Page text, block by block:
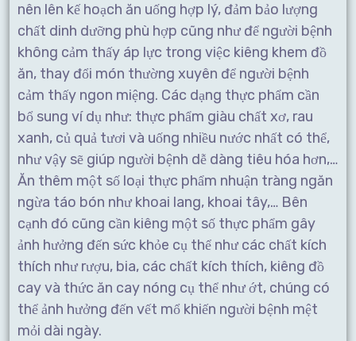
nên lên kế hoạch ăn uống hợp lý, đảm bảo lượng
chất dinh dưỡng phù hợp cũng như để người bệnh
không cảm thấy áp lực trong việc kiêng khem đồ
ăn, thay đổi món thường xuyên để người bệnh
cảm thấy ngon miệng. Các dạng thực phẩm cần
bổ sung ví dụ như: thực phẩm giàu chất xơ, rau
xanh, củ quả tươi và uống nhiều nước nhất có thể,
như vậy sẽ giúp người bệnh dễ dàng tiêu hóa hơn,…
Ăn thêm một số loại thực phẩm nhuận tràng ngăn
ngừa táo bón như khoai lang, khoai tây,… Bên
cạnh đó cũng cần kiêng một số thực phẩm gây
ảnh hưởng đến sức khỏe cụ thể như các chất kích
thích như rượu, bia, các chất kích thích, kiêng đồ
cay và thức ăn cay nóng cụ thể như ớt, chúng có
thể ảnh hưởng đến vết mổ khiến người bệnh mệt
mỏi dài ngày.